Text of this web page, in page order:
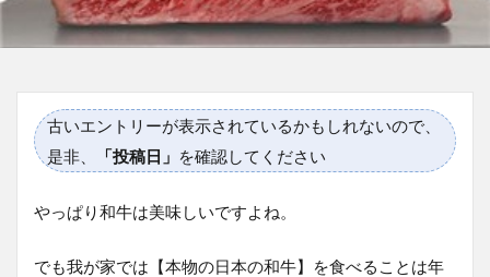
古いエントリーが表示されているかもしれないので、
是非、
「投稿日」 を確認してください
やっぱり和牛は美味しいですよね。
でも我が家では【本物の日本の和牛】を食べることは年